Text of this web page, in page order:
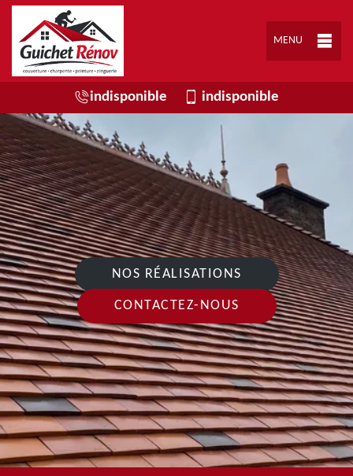
MENU
indisponible indisponible
NOS RÉALISATIONS
CONTACTEZ-NOUS